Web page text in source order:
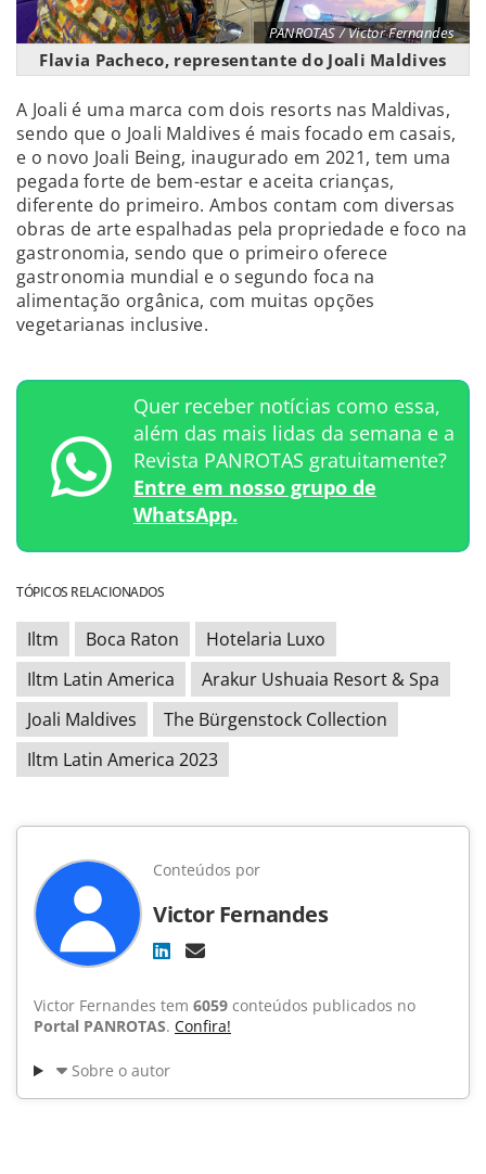
PANROTAS / Victor Fernandes
Flavia Pacheco, representante do Joali Maldives
A Joali é uma marca com dois resorts nas Maldivas,
sendo que o Joali Maldives é mais focado em casais,
e o novo Joali Being, inaugurado em 2021, tem uma
pegada forte de bem-estar e aceita crianças,
diferente do primeiro. Ambos contam com diversas
obras de arte espalhadas pela propriedade e foco na
gastronomia, sendo que o primeiro oferece
gastronomia mundial e o segundo foca na
alimentação orgânica, com muitas opções
vegetarianas inclusive.
Quer receber notícias como essa,
além das mais lidas da semana e a
Revista PANROTAS gratuitamente?
Entre em nosso grupo de
WhatsApp.
TÓPICOS RELACIONADOS
Iltm Boca Raton
Hotelaria Luxo
Iltm Latin America
Arakur Ushuaia Resort & Spa
Joali Maldives
The Bürgenstock Collection
Iltm Latin America 2023
Conteúdos por
Victor Fernandes
Victor Fernandes tem 6059 conteúdos publicados no
Portal PANROTAS. Confira!
Sobre o autor